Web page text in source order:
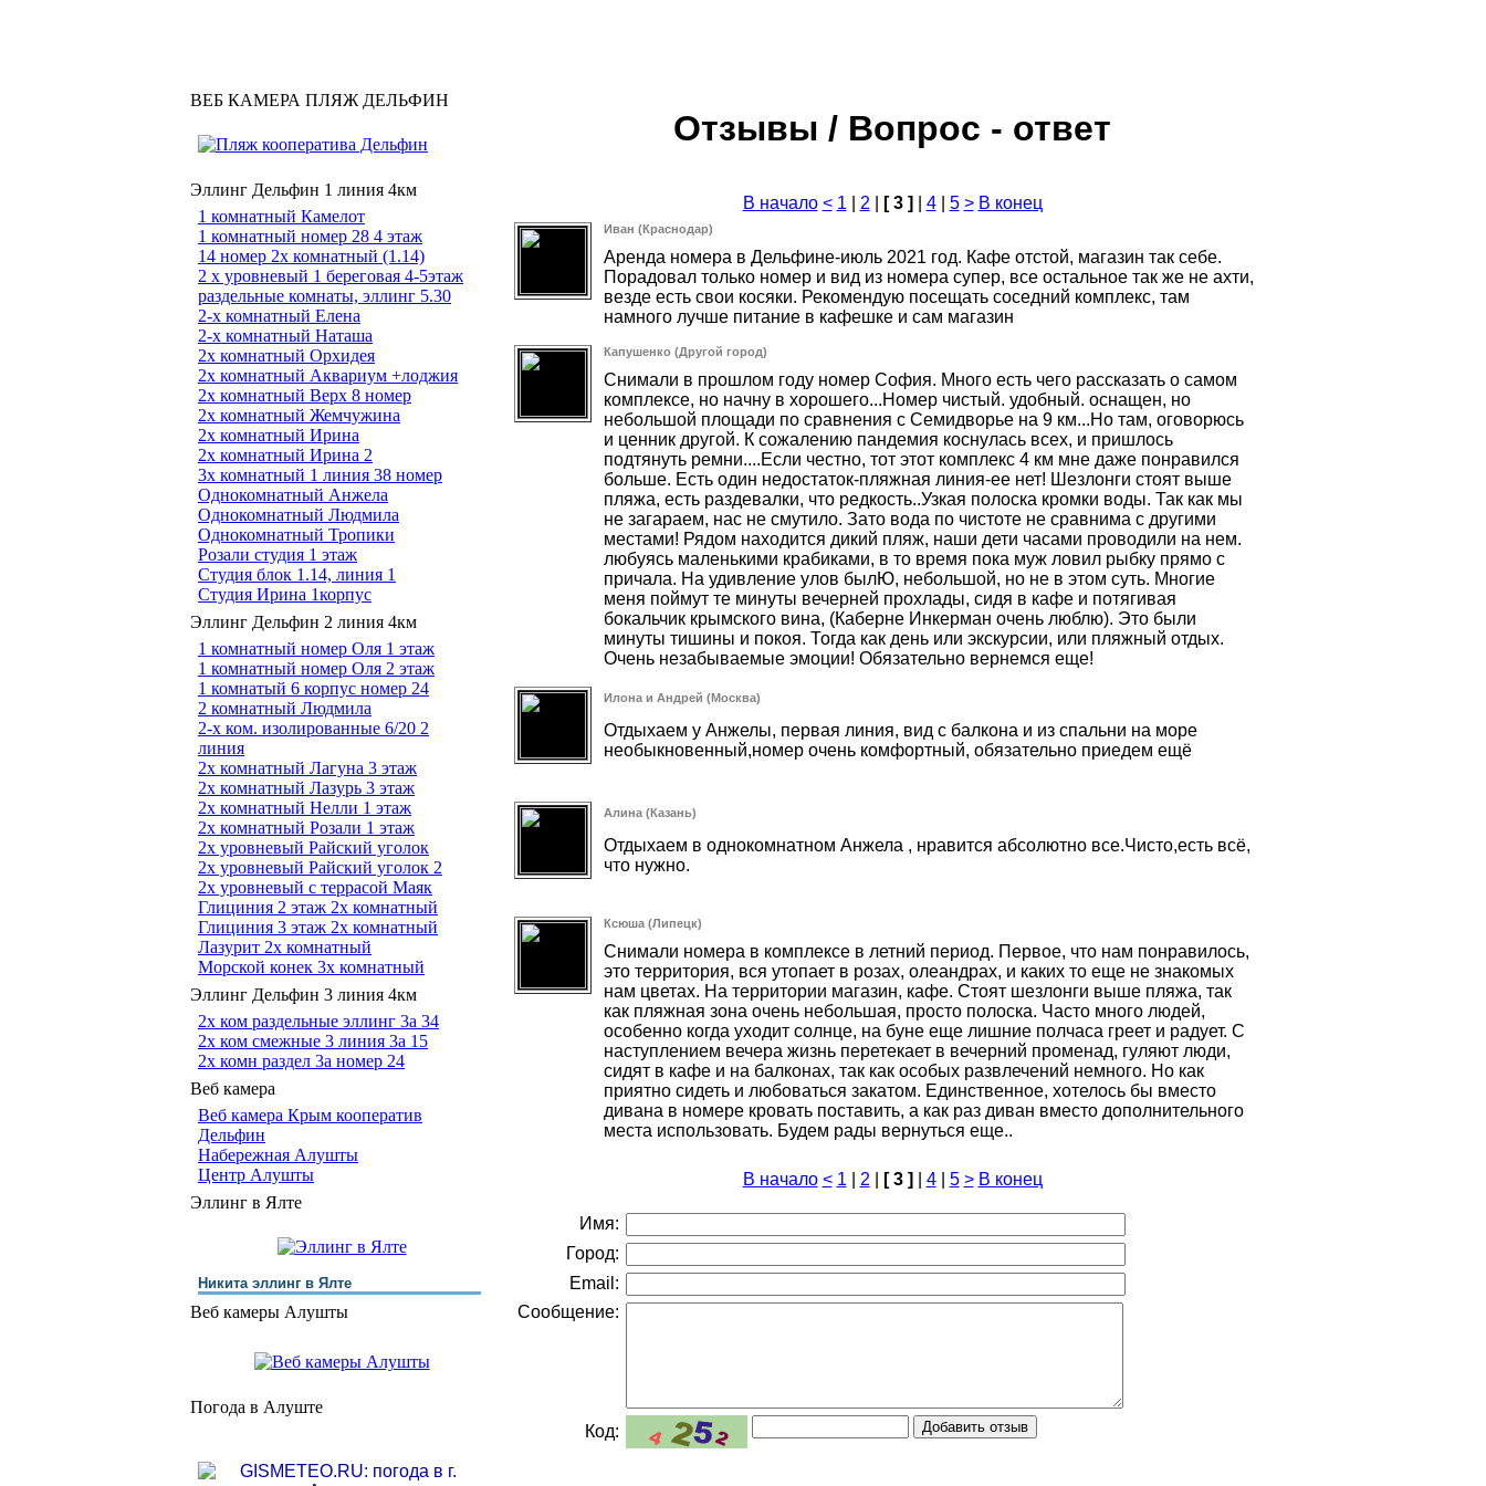
ВЕБ КАМЕРА ПЛЯЖ ДЕЛЬФИН
Эллинг Дельфин 1 линия 4км
1 комнатный Камелот
1 комнатный номер 28 4 этаж
14 номер 2х комнатный (1.14)
2 х уровневый 1 береговая 4-5этаж
раздельные комнаты, эллинг 5.30
2-х комнатный Елена
2-х комнатный Наташа
2х комнатный Орхидея
2х комнатный Аквариум +лоджия
2х комнатный Верх 8 номер
2х комнатный Жемчужина
2х комнатный Ирина
2х комнатный Ирина 2
3х комнатный 1 линия 38 номер
Однокомнатный Анжела
Однокомнатный Людмила
Однокомнатный Тропики
Розали студия 1 этаж
Студия блок 1.14, линия 1
Студия Ирина 1корпус
Эллинг Дельфин 2 линия 4км
1 комнатный номер Оля 1 этаж
1 комнатный номер Оля 2 этаж
1 комнатый 6 корпус номер 24
2 комнатный Людмила
2-х ком. изолированные 6/20 2
линия
2х комнатный Лагуна 3 этаж
2х комнатный Лазурь 3 этаж
2х комнатный Нелли 1 этаж
2х комнатный Розали 1 этаж
2х уровневый Райский уголок
2х уровневый Райский уголок 2
2х уровневый с террасой Маяк
Глициния 2 этаж 2х комнатный
Глициния 3 этаж 2х комнатный
Лазурит 2х комнатный
Морской конек 3х комнатный
Эллинг Дельфин 3 линия 4км
2х ком раздельные эллинг 3a 34
2х ком смежные 3 линия 3a 15
2х комн раздел 3a номер 24
Веб камера
Веб камера Крым кооператив
Дельфин
Набережная Алушты
Центр Алушты
Эллинг в Ялте
Никита эллинг в Ялте
Веб камеры Алушты
Погода в Алуште
Отзывы / Вопрос - ответ
В начало < 1 2 [ 3 ] 4| 5 > В конец
Иван (Краснодар)
Аренда номера в Дельфине-июль 2021 год. Кафе отстой, магазин так себе.
Порадовал только номер и вид из номера супер, все остальное так же не ахти,
везде есть свои косяки. Рекомендую посещать соседний комплекс, там
намного лучше питание в кафешке и сам магазин
Капушенко (Другой город)
Снимали в прошлом году номер София. Много есть чего рассказать о самом
комплексе, но начну в хорошего...Номер чистый. удобный. оснащен, но
небольшой площади по сравнения с Семидворье на 9 км...Но там, оговорюсь
и ценник другой. К сожалению пандемия коснулась всех, и пришлось
подтянуть ремни....Если честно, тот этот комплекс 4 км мне даже понравился
больше. Есть один недостаток-пляжная линия-ее нет! Шезлонги стоят выше
пляжа, есть раздевалки, что редкость..Узкая полоска кромки воды. Так как мы
не загараем, нас не смутило. Зато вода по чистоте не сравнима с другими
местами! Рядом находится дикий пляж, наши дети часами проводили на нем.
любуясь маленькими крабиками, в то время пока муж ловил рыбку прямо с
причала. На удивление улов былЮ, небольшой, но не в этом суть. Многие
меня поймут те минуты вечерней прохлады, сидя в кафе и потягивая
бокальчик крымского вина, (Каберне Инкерман очень люблю). Это были
минуты тишины и покоя. Тогда как день или экскурсии, или пляжный отдых.
Очень незабываемые эмоции! Обязательно вернемся еще!
Илона и Андрей (Москва)
Отдыхаем у Анжелы, первая линия, вид с балкона и из спальни на море
необыкновенный,номер очень комфортный, обязательно приедем ещё
Алина (Казань)
Отдыхаем в однокомнатном Анжела , нравится абсолютно все.Чисто,есть всё,
что нужно.
Ксюша (Липецк)
Снимали номера в комплексе в летний период. Первое, что нам понравилось,
это территория, вся утопает в розах, олеандрах, и каких то еще не знакомых
нам цветах. На территории магазин, кафе. Стоят шезлонги выше пляжа, так
как пляжная зона очень небольшая, просто полоска. Часто много людей,
особенно когда уходит солнце, на буне еще лишние полчаса греет и радует. С
наступлением вечера жизнь перетекает в вечерний променад, гуляют люди,
сидят в кафе и на балконах, так как особых развлечений немного. Но как
приятно сидеть и любоваться закатом. Единственное, хотелось бы вместо
дивана в номере кровать поставить, а как раз диван вместо дополнительного
места использовать. Будем рады вернуться еще..
В начало < 1 2 [ 3 ] 4| 5 > В конец
Имя:
Город:
Email:
Сообщение:
Код: